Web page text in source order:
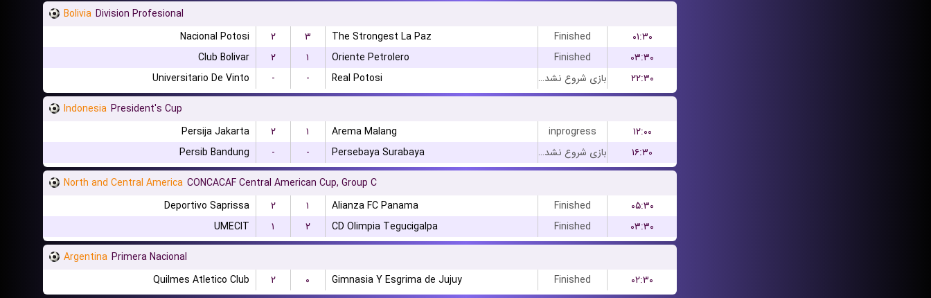
Bolivia Division Profesional
Nacional Potosi
۲ ۳ The Strongest La Paz Finished
۰۱:۳۰
Club Bolivar
۲ ۱ Oriente Petrolero Finished
۰۳:۳۰
Universitario De Vinto
- - Real Potosi بازی شروع نشده است
۲۲:۳۰
Indonesia President's Cup
Persija Jakarta
۲ ۱ Arema Malang inprogress
۱۲:۰۰
Persib Bandung
- - Persebaya Surabaya بازی شروع نشده است
۱۶:۳۰
North and Central America CONCACAF Central American Cup, Group C
Deportivo Saprissa
۲ ۱ Alianza FC Panama Finished
۰۵:۳۰
UMECIT
۱ ۲ CD Olimpia Tegucigalpa Finished
۰۳:۳۰
Argentina Primera Nacional
Quilmes Atletico Club
۲ ۰ Gimnasia Y Esgrima de Jujuy Finished
۰۲:۳۰